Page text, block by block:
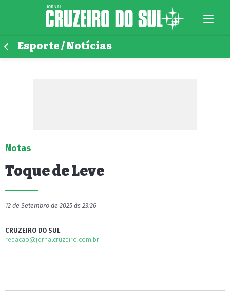
Esporte / Notícias
Notas
Toque de Leve
12 de Setembro de 2025 às 23:26
CRUZEIRO DO SUL
redacao@jornalcruzeiro.com.br